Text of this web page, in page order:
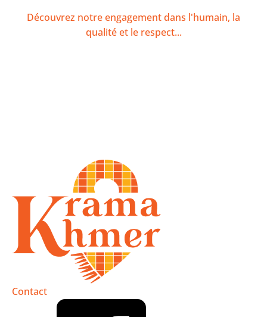
Découvrez notre engagement dans l'humain, la
qualité et le respect...
Contact